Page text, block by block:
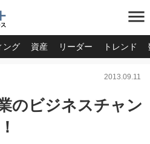
menu
ング 資産 リーダー トレンド
2013.09.11
のビジネスチャン